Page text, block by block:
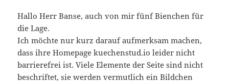
Hallo Herr Banse, auch von mir fünf Bienchen für
die Lage.
Ich möchte nur kurz darauf aufmerksam machen,
dass ihre Homepage kuechenstud.io leider nicht
barrierefrei ist. Viele Elemente der Seite sind nicht
beschriftet, sie werden vermutlich ein Bildchen